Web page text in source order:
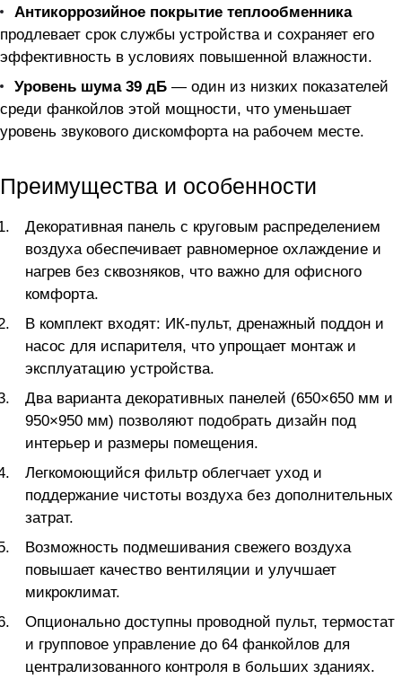
Антикоррозийное покрытие теплообменника
продлевает срок службы устройства и сохраняет его
эффективность в условиях повышенной влажности.
Уровень шума 39 дБ — один из низких показателей
среди фанкойлов этой мощности, что уменьшает
уровень звукового дискомфорта на рабочем месте.
Преимущества и особенности
Декоративная панель с круговым распределением
воздуха обеспечивает равномерное охлаждение и
нагрев без сквозняков, что важно для офисного
комфорта.
В комплект входят: ИК-пульт, дренажный поддон и
насос для испарителя, что упрощает монтаж и
эксплуатацию устройства.
Два варианта декоративных панелей (650×650 мм и
950×950 мм) позволяют подобрать дизайн под
интерьер и размеры помещения.
Легкомоющийся фильтр облегчает уход и
поддержание чистоты воздуха без дополнительных
затрат.
Возможность подмешивания свежего воздуха
повышает качество вентиляции и улучшает
микроклимат.
Опционально доступны проводной пульт, термостат
и групповое управление до 64 фанкойлов для
централизованного контроля в больших зданиях.